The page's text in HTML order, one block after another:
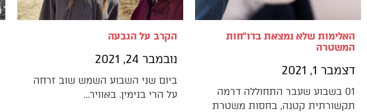
האלימות שלא נמצאת בדו"חות
המשטרה
דצמבר 1, 2021
01 בשבוע שעבר התחוללה דרמה
תקשורתית קטנה, בחסות משטרת
הקרב על הגבעה
נובמבר 24, 2021
ביום שני השבוע השמש שוב זרחה
על הרי בנימין. באוויר…